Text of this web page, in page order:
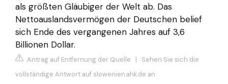
als größten Gläubiger der Welt ab. Das
Nettoauslandsvermögen der Deutschen belief
sich Ende des vergangenen Jahres auf 3,6
Billionen Dollar.
Antrag auf Entfernung der Quelle | Sehen Sie sich die
vollständige Antwort auf slowenien.ahk.de an